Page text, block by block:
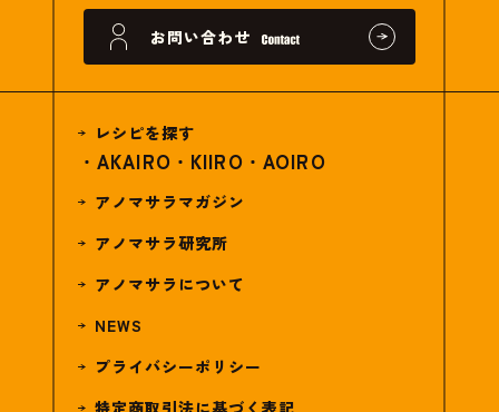
お問い合わせ
レシピを探す
AKAIRO KIIRO AOIRO
アノマサラマガジン
アノマサラ研究所
アノマサラについて
NEWS
プライバシーポリシー
特定商取引法に基づく表記